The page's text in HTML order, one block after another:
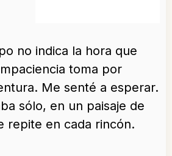
no indica la hora que
toma por
Me senté a esperar.
sólo, en un paisaje de
repite en cada rincón.